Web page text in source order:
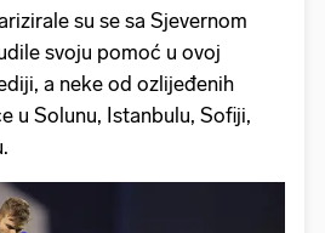
su se sa Sjevernom
svoju pomoć u ovoj
a neke od ozlijeđenih
u Solunu, Istanbulu, Sofiji,